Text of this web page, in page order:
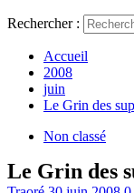
Rechercher :
Accueil
2008
juin
Le Grin des
Non classé
Le Grin des